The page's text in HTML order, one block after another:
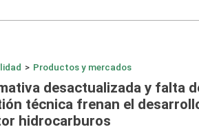
> Productos y mercados
desactualizada y falta
técnica frenan el
hidrocarburos